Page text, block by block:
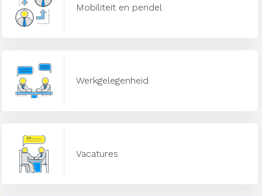
Mobiliteit en pendel
Werkgelegenheid
Vacatures